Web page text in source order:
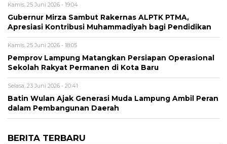
Kamis, 25 Juni 2026 - 19:04
Gubernur Mirza Sambut Rakernas ALPTK PTMA,
Apresiasi Kontribusi Muhammadiyah bagi Pendidikan
Kamis, 25 Juni 2026 - 18:05
Pemprov Lampung Matangkan Persiapan Operasional
Sekolah Rakyat Permanen di Kota Baru
Selasa, 23 Juni 2026 - 20:41
Batin Wulan Ajak Generasi Muda Lampung Ambil Peran
dalam Pembangunan Daerah
BERITA TERBARU